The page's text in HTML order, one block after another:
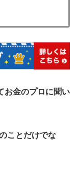
お金のプロに聞い
ことだけでな